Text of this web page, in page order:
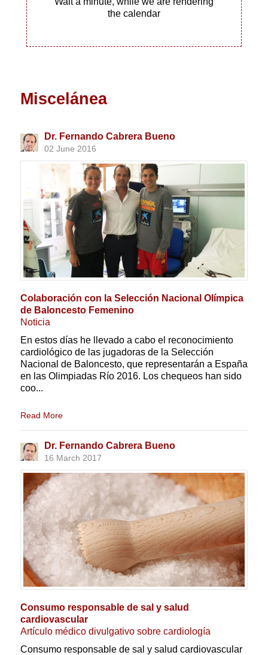
the calendar
Miscelánea
Dr. Fernando Cabrera Bueno
02 June 2016
Colaboración con la Selección Nacional Olímpica
de Baloncesto Femenino
Noticia
En estos días he llevado a cabo el reconocimiento
cardiológico de las jugadoras de la Selección
Nacional de Baloncesto, que representarán a España
en las Olimpiadas Río 2016. Los chequeos han sido
coo...
Read More
Dr. Fernando Cabrera Bueno
16 March 2017
Consumo responsable de sal y salud
cardiovascular
Artículo médico divulgativo sobre cardiología
Consumo responsable de sal y salud cardiovascular